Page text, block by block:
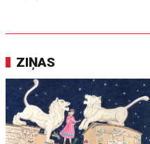
ZIŅAS